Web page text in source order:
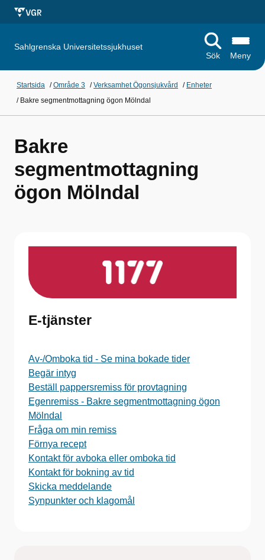
Sahlgrenska Universitetssjukhuset
Sök
Meny
Startsida /Område 3 /Verksamhet Ögonsjukvård / Enheter
/ Bakre segmentmottagning ögon Mölndal
Bakre
segmentmottagning
ögon Mölndal
E-tjänster
Av-/Omboka tid - Se mina bokade tider
Begär intyg
Beställ pappersremiss för provtagning
Egenremiss - Bakre segmentmottagning ögon
Mölndal
Fråga om min remiss
Förnya recept
Kontakt för avboka eller omboka tid
Kontakt för bokning av tid
Skicka meddelande
Synpunkter och klagomål